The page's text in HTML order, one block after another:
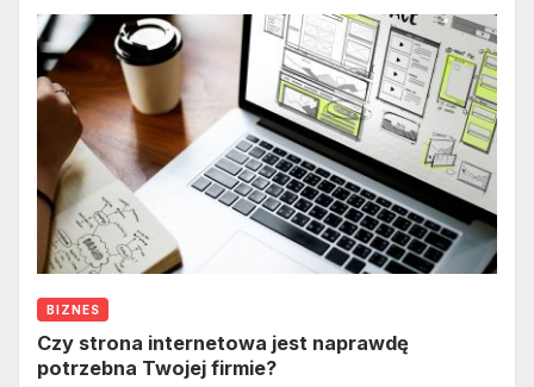
BIZNES
Czy strona internetowa jest naprawdę
potrzebna Twojej firmie?